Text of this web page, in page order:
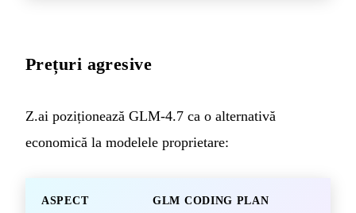
Prețuri agresive
Z.ai poziționează GLM-4.7 ca o alternativă
economică la modelele proprietare:
ASPECT GLM CODING PLAN